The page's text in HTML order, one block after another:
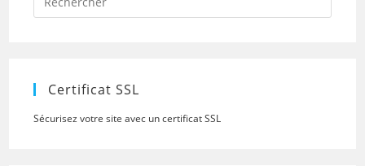
to
Certificat SSL
Sécurisez votre site avec un certificat SSL